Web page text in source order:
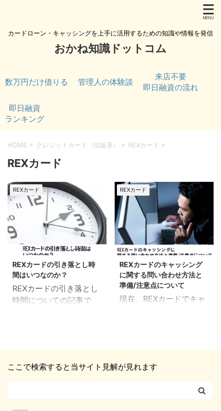
カードローン・キャッシングを上手に活用するための知識や情報を発信
おかね知識ドットコム
数万円だけ借りる 管理人の体験談
来店不要
即日融資の流れ
即日融資
ランキング
HOME > クレジットカード（信販系） > REXカード >
REXカード
REXカード
2018/2/10
REXカードの引き落とし時
間はいつなのか？
REXカードの引き落とし
時間についての記事で
はなく、銀行に問い合わ
REXカード
2017/11/28
REXカードのキャッシング
に関する問い合わせ方法と
準備/注意点について
現在、REXカードでキャ
シング機能はとても便利
てREXカードのキャッシ
ここで検索すると当サイト見解が見れます